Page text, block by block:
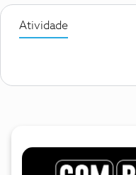
Atividade